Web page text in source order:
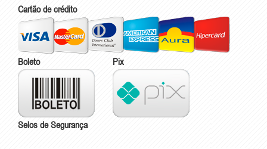
Cartão de crédito
Boleto Pix
Selos de Segurança